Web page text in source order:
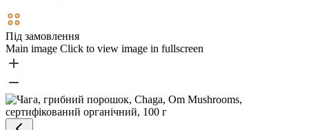
Під замовлення
Main image Click to view image in fullscreen